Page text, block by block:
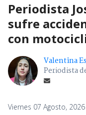
Periodista
sufre
con
Valentina
Periodista
Viernes 07 Agosto,